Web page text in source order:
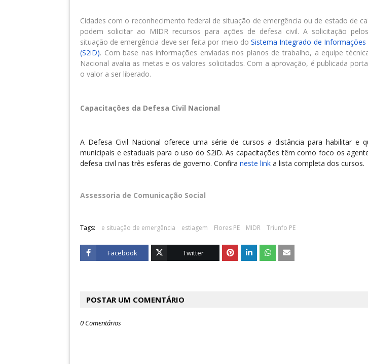
Cidades com o reconhecimento federal de situação de emergência ou de estado de
podem solicitar ao MIDR recursos para ações de defesa civil. A solicitação
situação de emergência deve ser feita por meio doSistema Integrado de
(S2iD). Com base nas informações enviadas nos planos de trabalho, a equipe
Nacional avalia as metas e os valores solicitados. Com a aprovação, é publicada
o valor a ser liberado.
Capacitações da Defesa Civil Nacional
A Defesa Civil Nacional oferece uma série de cursos a distância para habilitar e
municipais e estaduais para o uso do S2iD. As capacitações têm como foco os
defesa civil nas três esferas de governo. Confira neste link a lista completa dos cursos.
Assessoria de Comunicação Social
Tags: e situação de emergência estiagem Flores PE MIDR Triunfo PE
Facebook Twitter
POSTAR UM COMENTÁRIO
0 Comentários